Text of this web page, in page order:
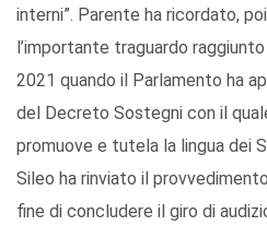
interni”. Parente ha ricordato,
l’importante traguardo
2021 quando il Parlamento ha
del Decreto Sostegni con il
promuove e tutela la lingua dei
Sileo ha rinviato il
fine di concludere il giro di